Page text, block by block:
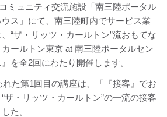
ミュニティ交流施設「南三陸ポータル
ス」にて、南三陸町内でサービス業
“ザ・リッツ・カールトン”流おもてな
ールトン東京 at 南三陸ポータルセン
を全2回にわたり開催します。
た第1回目の講座は、「『接客』でお
ザ・リッツ・カールトン”の一流の接客
た。